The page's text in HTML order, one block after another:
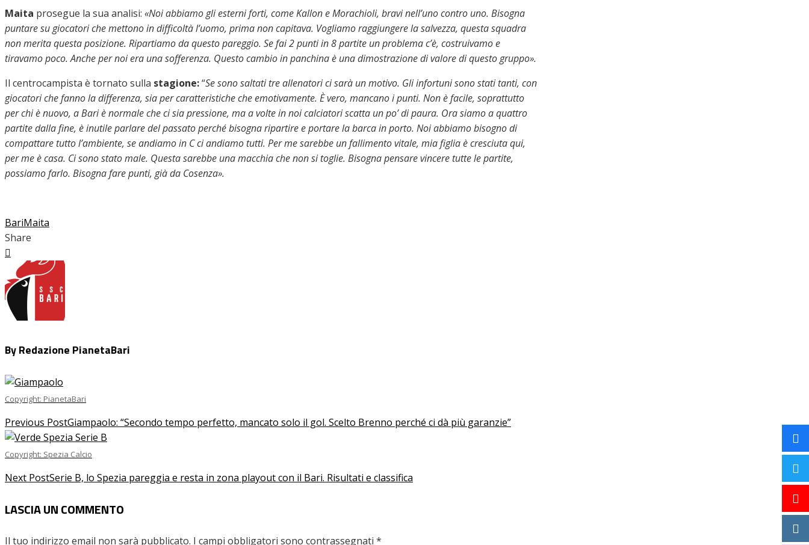
Maita prosegue la sua analisi: «Noi abbiamo gli esterni forti, come Kallon e Morachioli, bravi nell’uno contro uno. Bisogna
puntare su giocatori che mettono in difficoltà l’uomo, prima non capitava. Vogliamo raggiungere la salvezza, questa squadra
non merita questa posizione. Ripartiamo da questo pareggio. Se fai 2 punti in 8 partite un problema c’è, costruivamo e
tiravamo poco. Anche per noi era una sofferenza. Questo cambio in panchina è una dimostrazione di valore di questo gruppo».
Il centrocampista è tornato sulla stagione:“Se sono saltati tre allenatori ci sarà un motivo. Gli infortuni sono stati tanti, con
giocatori che fanno la differenza, sia per caratteristiche che emotivamente. È vero, mancano i punti. Non è facile, soprattutto
per chi è nuovo, a Bari è normale che ci sia pressione, ma a volte in noi calciatori scatta un po’ di paura. Ora siamo a quattro
partite dalla fine, è inutile parlare del passato perché bisogna ripartire e portare la barca in porto. Noi abbiamo bisogno di
compattare tutto l’ambiente, se andiamo in C ci andiamo tutti. Per me sarebbe un fallimento vitale, mia figlia è cresciuta qui,
per me è casa. Ci sono stato male. Questa sarebbe una macchia che non si toglie. Bisogna pensare vincere tutte le partite,
possiamo farlo. Bisogna fare punti, già da Cosenza».
BariMaita
Share
Facebook
Twitter
LinkedIn
Pinterest
By Redazione PianetaBari
Copyright: PianetaBari
Previous PostGiampaolo: “Secondo tempo perfetto, mancato solo il gol. Scelto Brenno perché ci dà più garanzie”
Copyright: Spezia Calcio
Next PostSerie B, lo Spezia pareggia e resta in zona playout con il Bari. Risultati e classifica
LASCIA UN COMMENTO
Il tuo indirizzo email non sarà pubblicato. I campi obbligatori sono contrassegnati *